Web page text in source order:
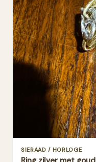
SIERAAD / HORLOGE